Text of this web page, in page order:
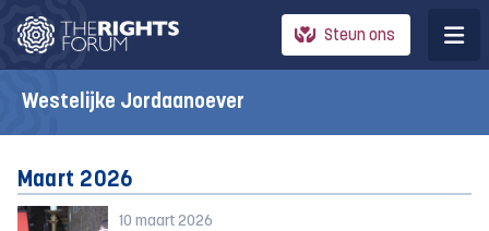
Steun ons
Westelijke Jordaanoever
Maart 2026
10 maart 2026